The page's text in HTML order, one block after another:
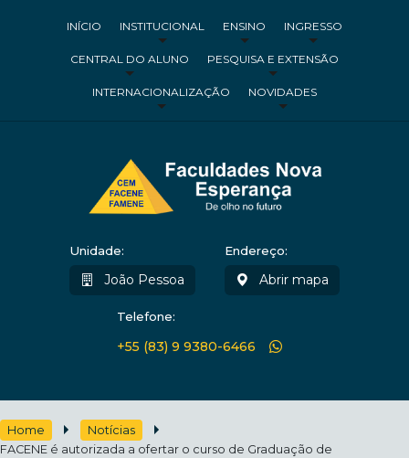
INÍCIO INSTITUCIONAL ENSINO INGRESSO
CENTRAL DO ALUNO PESQUISA E EXTENSÃO
INTERNACIONALIZAÇÃO NOVIDADES
Unidade:
João Pessoa
Endereço:
Abrir mapa
Telefone:
+55 (83) 9 9380-6466
Home
Notícias
FACENE é autorizada a ofertar o curso de Graduação de